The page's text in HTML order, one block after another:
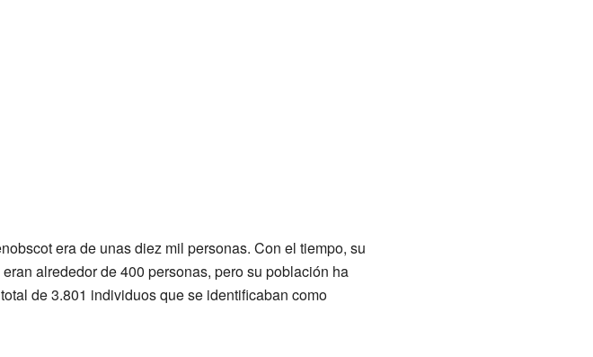
era de unas diez mil personas. Con el tiempo, su
alrededor de 400 personas, pero su población ha
de 3.801 individuos que se identificaban como